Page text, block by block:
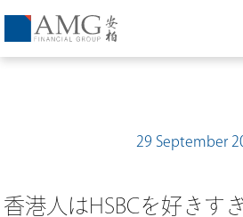
29 September
香港人はHSBCを好きす